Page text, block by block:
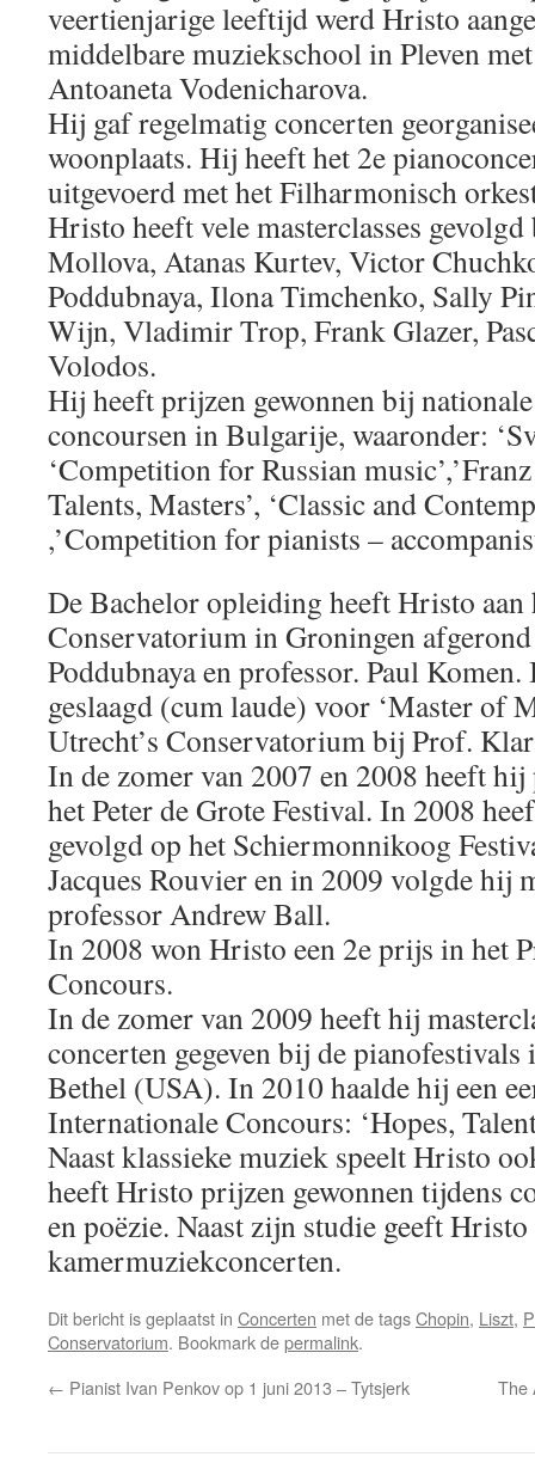
veertienjarige leeftijd werd Hristo
middelbare muziekschool in Pleven
Antoaneta Vodenicharova.
Hij gaf regelmatig concerten
woonplaats. Hij heeft het 2e
uitgevoerd met het Filharmonisch
Hristo heeft vele masterclasses
Mollova, Atanas Kurtev, Victor
Poddubnaya, Ilona Timchenko, Sally
Wijn, Vladimir Trop, Frank Glazer,
Volodos.
Hij heeft prijzen gewonnen bij
concoursen in Bulgarije, waaronder:
‘Competition for Russian
Talents, Masters’, ‘Classic and
,’Competition for pianists –
De Bachelor opleiding heeft Hristo aan
Conservatorium in Groningen
Poddubnaya en professor. Paul
geslaagd (cum laude) voor ‘Master of
Utrecht’s Conservatorium bij Prof.
In de zomer van 2007 en 2008 heeft
het Peter de Grote Festival. In 2008
gevolgd op het Schiermonnikoog
Jacques Rouvier en in 2009 volgde hij
professor Andrew Ball.
In 2008 won Hristo een 2e prijs in het
Concours.
In de zomer van 2009 heeft hij
concerten gegeven bij de
Bethel (USA). In 2010 haalde hij een
Internationale Concours: ‘Hopes,
Naast klassieke muziek speelt Hristo
heeft Hristo prijzen gewonnen tijdens
en poëzie. Naast zijn studie geeft
kamermuziekconcerten.
Dit bericht is geplaatst in Concerten met de tagsChopin, Liszt,
Conservatorium. Bookmark depermalink.
← Pianist Ivan Penkov op 1 juni 2013 – Tytsjerk The